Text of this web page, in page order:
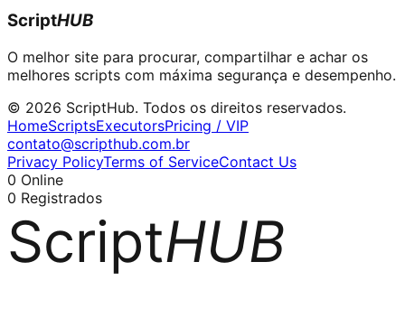
ScriptHUB
O melhor site para procurar, compartilhar e achar os
melhores scripts com máxima segurança e desempenho.
© 2026 ScriptHub. Todos os direitos reservados.
HomeScriptsExecutorsPricing / VIP
contato@scripthub.com.br
Privacy PolicyTerms of ServiceContact Us
0 Online
0 Registrados
ScriptHUB